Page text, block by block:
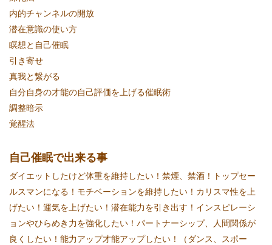
内的チャンネルの開放
潜在意識の使い方
瞑想と自己催眠
引き寄せ
真我と繋がる
自分自身の才能の自己評価を上げる催眠術
調整暗示
覚醒法
自己催眠で出来る事
ダイエットしたけど体重を維持したい！禁煙、禁酒！トップセー
ルスマンになる！モチベーションを維持したい！カリスマ性を上
げたい！運気を上げたい！潜在能力を引き出す！インスピレーシ
ョンやひらめき力を強化したい！パートナーシップ、人間関係が
良くしたい！能力アップ才能アップしたい！（ダンス、スポー